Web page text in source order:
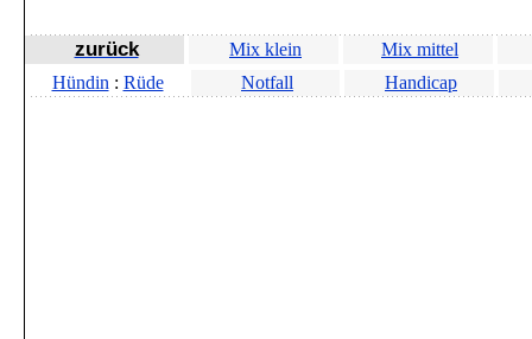
zurück Mix klein
Mix mittel
Hündin : Rüde Notfall Handicap